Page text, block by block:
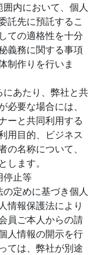
内において、個人
託先に預託するこ
ての適格性を十分
義務に関する事項
制作りを行いま
あたり、弊社と共
要な場合には、
ーと共同利用する
用目的、ビジネス
名称について、
ます。
止等
定めに基づき個人
情報保護法により
員ご本人からの請
人情報の開示を行
ては、弊社が別途